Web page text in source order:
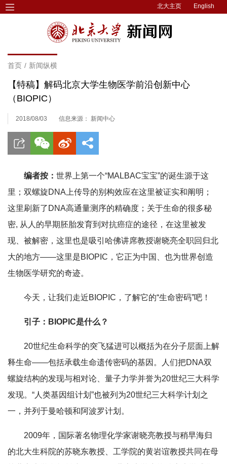
北大主页 English
首页 / 新闻纵横
【特稿】解码北京大学生物医学前沿创新中心
（BIOPIC）
2018/08/03 信息来源： 新闻中心
编者按： 世界上第一个“MALBAC宝宝”的诞生源于这
里；双螺旋DNA上传导的别构效应在这里被证实和阐明；
这里刷新了DNA高通量测序的精确度；关于生命的很多秘
密, 从人的早期胚胎发育到对抗癌症的途径，在这里被发
现、被解密，这里也是吸引哈佛讲席教授谢晓亮全职回归北
大的地方——这里是BIOPIC，它正为中国、也为世界创造
生物医学研究的奇迹。
今天，让我们走近BIOPIC，了解它的“生命密码”吧！
引子：BIOPIC是什么？
20世纪生命科学的突飞猛进可以概括为在分子层面上解
释生命——包括承载生命遗传密码的基因。人们把DNA双
螺旋结构的发现与相对论、量子力学并誉为20世纪三大科学
发现。“人类基因组计划”也被列为20世纪三大科学计划之
一，并列于曼哈顿和阿波罗计划。
2009年，国际著名物理化学家谢晓亮教授与稍早海归
的北大生科院的苏晓东教授、工学院的黄岩谊教授共同在母